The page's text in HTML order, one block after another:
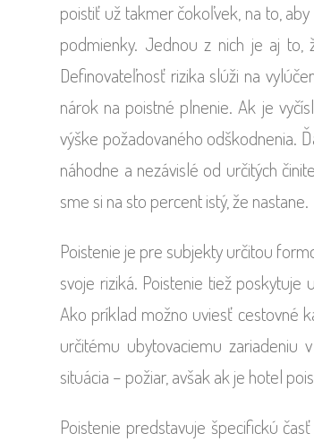
poistiť už takmer čokoľvek, na to,
podmienky. Jednou z nich je aj to,
Definovateľnosť rizika slúži na
nárok na poistné plnenie. Ak je
výške požadovaného odškodnenia.
náhodne a nezávislé od určitých
sme si na sto percent istý, že nastane.
Poistenie je pre subjekty určitou
svoje riziká. Poistenie tiež poskytuje
Ako príklad možno uviesť cestovné
určitému ubytovaciemu zariadeniu
situácia – požiar, avšak ak je hotel
Poistenie predstavuje špecifickú